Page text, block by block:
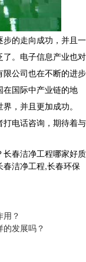
步的走向成功，并且一
。电子信息产业也对
限公司也在不断的进步
国际中产业链的地
，并且更加成功。
电话咨询，期待着与
春洁净工程哪家好质
洁净工程,长春环保
？
发展吗？